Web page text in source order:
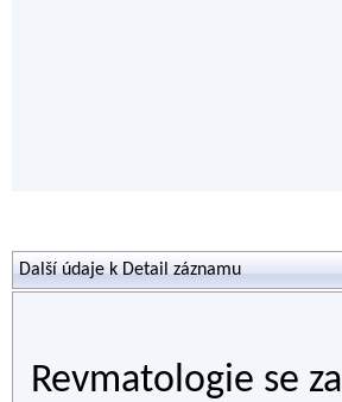
Další údaje k Detail záznamu
Revmatologie se